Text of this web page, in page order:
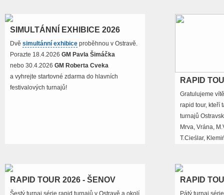
SIMULTÁNNÍ EXHIBICE 2026
Dvě simultánní exhibice proběhnou v Ostravě.
Porazte 18.4.2026 GM Pavla Šimáčka
nebo 30.4.2026 GM Roberta Cveka
a vyhrejte startovné zdarma do hlavních
festivalových turnajů!
RAPID
Gratulujeme
rapid tour, kteří
turnajů
Mrva, Vrána,
T.Cieślar,
RAPID TOUR 2026 - ŠENOV
Šestý turnaj série rapid turnajů v Ostravě a okolí
RAPID
Pátý turnaj